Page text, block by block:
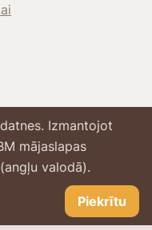
Izmantojot
mājaslapas
(angļu valodā).
Piekrītu